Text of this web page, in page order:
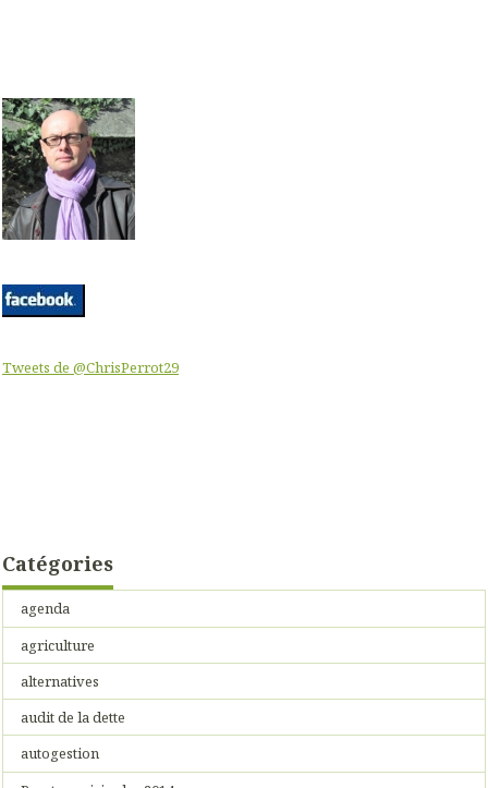
Tweets de @ChrisPerrot29
Catégories
agenda
agriculture
alternatives
audit de la dette
autogestion